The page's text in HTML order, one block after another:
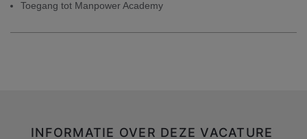
Toegang tot Manpower Academy
INFORMATIE OVER DEZE VACATURE